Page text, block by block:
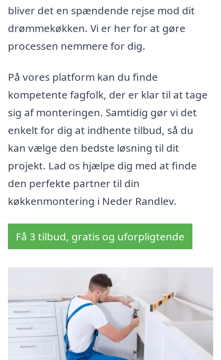
bliver det en spændende rejse mod dit
drømmekøkken. Vi er her for at gøre
processen nemmere for dig.
På vores platform kan du finde
kompetente fagfolk, der er klar til at tage
sig af monteringen. Samtidig gør vi det
enkelt for dig at indhente tilbud, så du
kan vælge den bedste løsning til dit
projekt. Lad os hjælpe dig med at finde
den perfekte partner til din
køkkenmontering i Neder Randlev.
Få 3 tilbud, gratis og uforpligtende